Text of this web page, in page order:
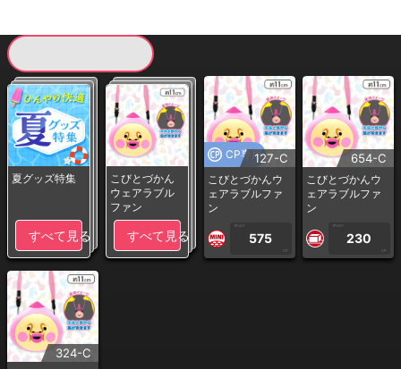
夏グッズ特集
すべて見る
こびとづかん
ウェアラブル
ファン
すべて見る
CP専用127-C
こびとづかんウ
ェアラブルファ
ン
1PLAY
575
CP
654-C
こびとづかんウ
ェアラブルファ
ン
1PLAY
230
CP
324-C